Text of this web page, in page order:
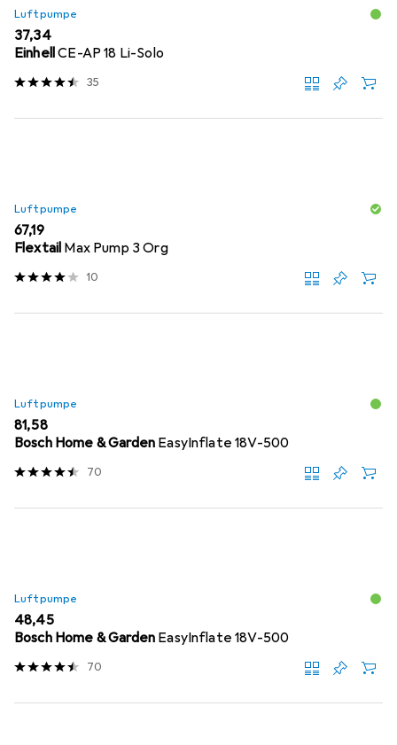
Luftpumpe
EUR
37,34
EinhellCE-AP 18 Li-Solo
35
Luftpumpe
EUR
67,19
Flextail Max Pump 3 Org
10
Luftpumpe
EUR
81,58
Bosch Home & Garden EasyInflate 18V-500
70
Luftpumpe
EUR
48,45
Bosch Home & Garden EasyInflate 18V-500
70